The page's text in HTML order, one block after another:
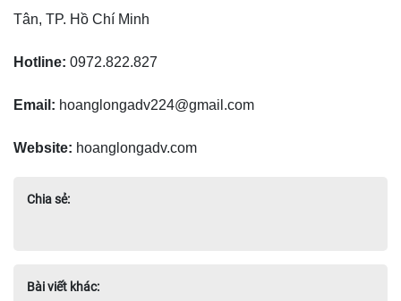
Tân, TP. Hồ Chí Minh
Hotline: 0972.822.827
Email: hoanglongadv224@gmail.com
Website: hoanglongadv.com
Chia sẻ:
Bài viết khác: